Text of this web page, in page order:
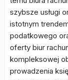
szybsze usługi
istotnym
podatkowego
oferty biur
kompleksowej
prowadzenia